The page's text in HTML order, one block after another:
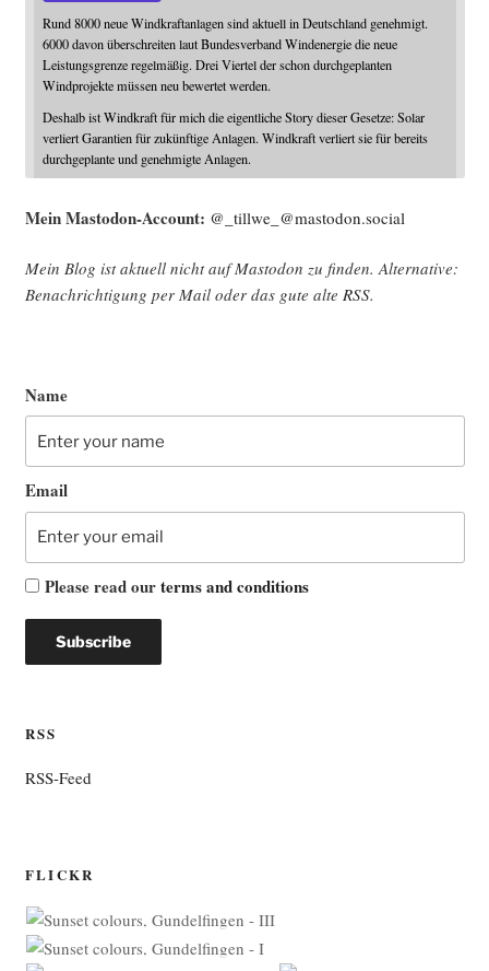
Rund 8000 neue Windkraftanlagen sind aktuell in Deutschland genehmigt.
6000 davon überschreiten laut Bundesverband Windenergie die neue
Leistungsgrenze regelmäßig. Drei Viertel der schon durchgeplanten
Windprojekte müssen neu bewertet werden.
Deshalb ist Windkraft für mich die eigentliche Story dieser Gesetze: Solar
verliert Garantien für zukünftige Anlagen. Windkraft verliert sie für bereits
durchgeplante und genehmigte Anlagen.
Mein Mast­o­don-Account: @_tillwe_@mastodon.social
Mein Blog ist aktu­ell nicht auf Mast­o­don zu fin­den. Alter­na­ti­ve:
Benach­rich­ti­gung per Mail oder das gute alte RSS.
Name
Email
Please read ourterms and conditions
RSS
RSS-Feed
FLICKR